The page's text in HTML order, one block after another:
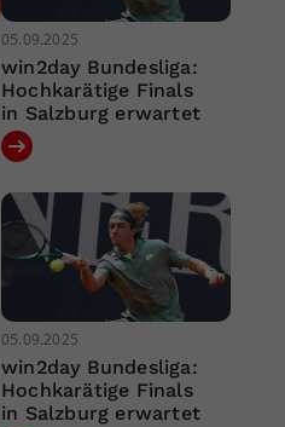
05.09.2025
win2day Bundesliga:
Hochkarätige Finals
in Salzburg erwartet
05.09.2025
win2day Bundesliga:
Hochkarätige Finals
in Salzburg erwartet